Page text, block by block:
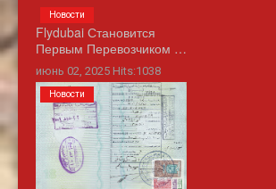
Flydubai Становится
Первым Перевозчиком …
июнь 02, 2025 Hits:1038
Новости
Новости